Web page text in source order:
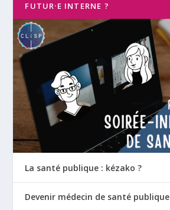
FUTUR·E INTERNE ?
La santé publique : kézako ?
Devenir médecin de santé publique